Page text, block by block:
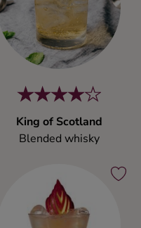
King of Scotland
Blended whisky